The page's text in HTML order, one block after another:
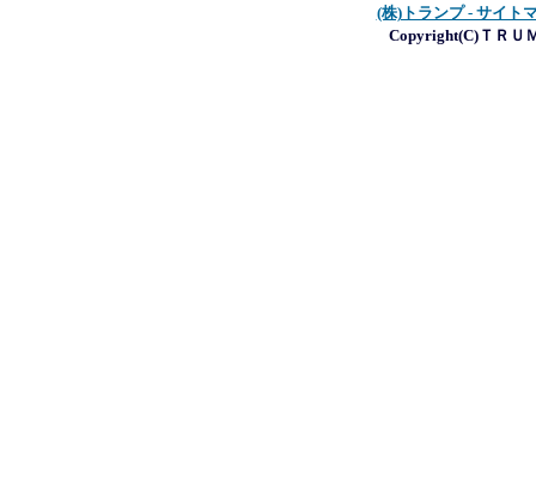
(株)トランプ - サイト
Copyright(C)ＴＲＵ